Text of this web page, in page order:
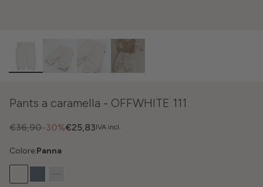
Pants a caramella - OFFWHITE 111
IVA incl.
-30%
€36,90 €25,83
Colore:Panna